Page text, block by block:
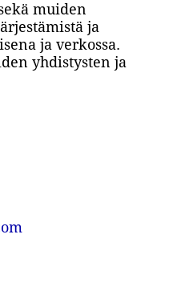
muiden
ja
ja verkossa.
yhdistysten ja